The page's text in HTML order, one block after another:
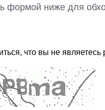
формой ниже для
что вы не являетесь